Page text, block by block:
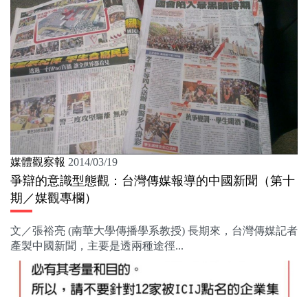
媒體觀察報 2014/03/19
爭辯的意識型態觀：台灣傳媒報導的中國新聞（第十
期／媒觀專欄）
文／張裕亮 (南華大學傳播學系教授) 長期來，台灣傳媒記者
產製中國新聞，主要是透兩種途徑...